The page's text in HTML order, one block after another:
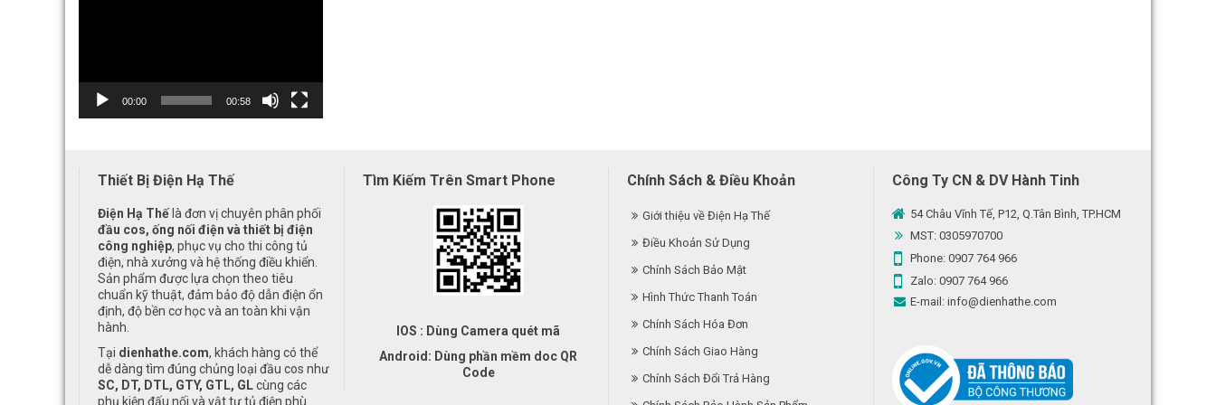
00:00 00:58
Thiết Bị Điện Hạ Thế
Điện Hạ Thế là đơn vị chuyên phân phối
đầu cos, ống nối điện và thiết bị điện
công nghiệp, phục vụ cho thi công tủ
điện, nhà xưởng và hệ thống điều khiển.
Sản phẩm được lựa chọn theo tiêu
chuẩn kỹ thuật, đảm bảo độ dẫn điện ổn
định, độ bền cơ học và an toàn khi vận
hành.
Tại dienhathe.com, khách hàng có thể
dễ dàng tìm đúng chủng loại đầu cos như
SC, DT, DTL, GTY, GTL, GLcùng các
phụ kiện đấu nối và vật tư tủ điện phù
Tìm Kiếm Trên Smart Phone
IOS : Dùng Camera quét mã
Android: Dùng phần mềm doc QR
Code
Chính Sách & Điều Khoản
Giới thiệu về Điện Hạ Thế
Điều Khoản Sử Dụng
Chính Sách Bảo Mật
Hình Thức Thanh Toán
Chính Sách Hóa Đơn
Chính Sách Giao Hàng
Chính Sách Đổi Trả Hàng
Công Ty CN & DV Hành Tinh
54 Châu Vĩnh Tế, P12, Q.Tân Bình, TP.HCM
MST: 0305970700
Phone: 0907 764 966
Zalo: 0907 764 966
E-mail: info@dienhathe.com